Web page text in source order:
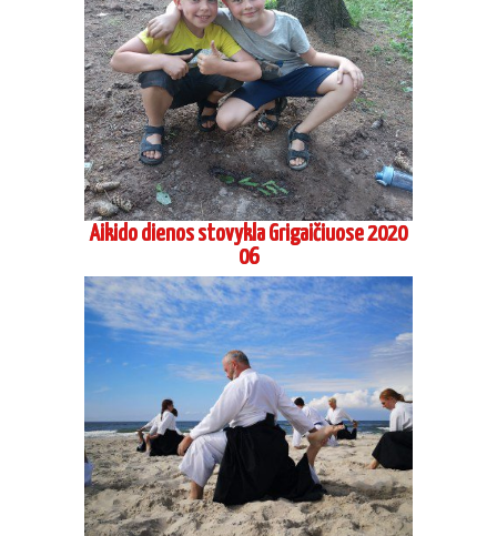
Aikido dienos stovykla Grigaičiuose 2020
06